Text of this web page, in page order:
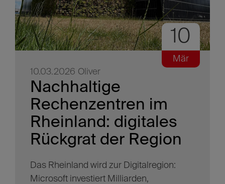
10
Mär
10.03.2026 Oliver
Nachhaltige
Rechenzentren im
Rheinland: digitales
Rückgrat der Region
Das Rheinland wird zur Digitalregion:
Microsoft investiert Milliarden,